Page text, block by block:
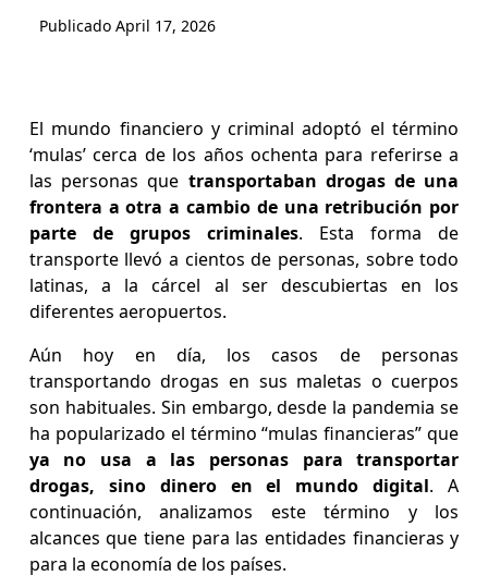
Publicado April 17, 2026
El mundo financiero y criminal adoptó el término
‘mulas’ cerca de los años ochenta para referirse a
las personas que transportaban drogas de una
frontera a otra a cambio de una retribución por
parte de grupos criminales. Esta forma de
transporte llevó a cientos de personas, sobre todo
latinas, a la cárcel al ser descubiertas en los
diferentes aeropuertos.
Aún hoy en día, los casos de personas
transportando drogas en sus maletas o cuerpos
son habituales. Sin embargo, desde la pandemia se
ha popularizado el término “mulas financieras” que
ya no usa a las personas para transportar
drogas, sino dinero en el mundo digital. A
continuación, analizamos este término y los
alcances que tiene para las entidades financieras y
para la economía de los países.